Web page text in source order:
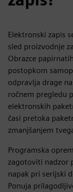
Elektronski zapis
sled proizvodnje
Obrazce
postopkom
odpravlja drage
ročnem pregledu
elektronskih
časi pretoka
zmanjšanjem
Programska
zagotoviti nadzor
napak pri serijski
Ponuja